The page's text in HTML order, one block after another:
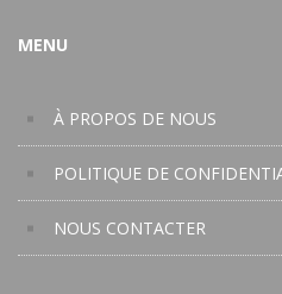
MENU
À PROPOS DE NOUS
POLITIQUE DE
NOUS CONTACTER